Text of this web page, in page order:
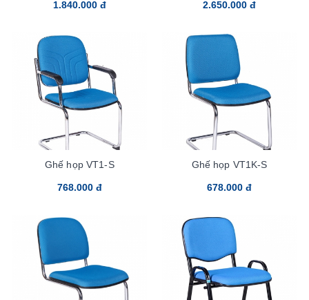
1.840.000 đ 2.650.000 đ
Ghế họp VT1-S
768.000 đ
Ghế họp VT1K-S
678.000 đ